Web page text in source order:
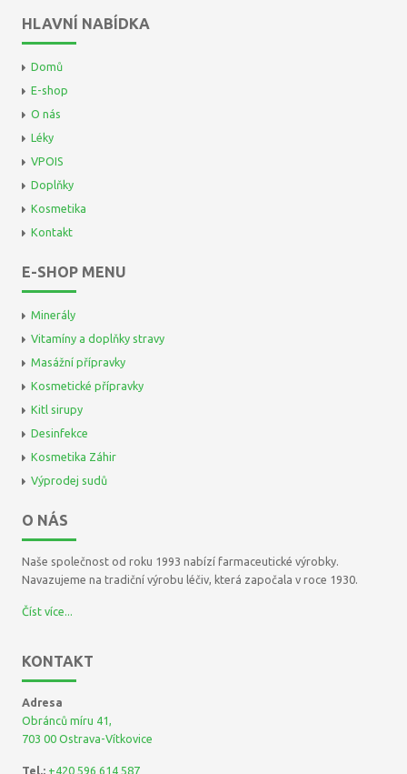
HLAVNÍ NABÍDKA
Domů
E-shop
O nás
Léky
VPOIS
Doplňky
Kosmetika
Kontakt
E-SHOP MENU
Minerály
Vitamíny a doplňky stravy
Masážní přípravky
Kosmetické přípravky
Kitl sirupy
Desinfekce
Kosmetika Záhir
Výprodej sudů
O NÁS
Naše společnost od roku 1993 nabízí farmaceutické výrobky.
Navazujeme na tradiční výrobu léčiv, která započala v roce 1930.
Číst více...
KONTAKT
Adresa
Obránců míru 41,
703 00 Ostrava-Vítkovice
Tel.: +420 596 614 587